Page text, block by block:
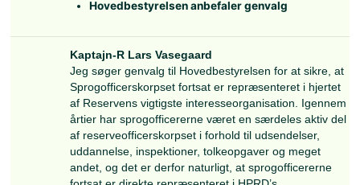
samlede kapaciteter har været under pres i de
Jeg har haft rådighedspligt siden 1985 og har
som leder, chef og øvelsesdommer i
Efter koldkrigstiden har jeg primært haft
forbindelsesofficer ved LBS (de lokale
beredskabsstabe) ved kriser og katastrofe og
deltaget i tværfagligt myndighedssamarbejde.